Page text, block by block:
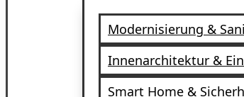
Modernisierung &
Innenarchitektur &
Smart Home &